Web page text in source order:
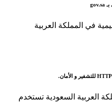
gov.sa
في المملكة العربية
للتشفير و الأمان.
العربية السعودية تستخدم